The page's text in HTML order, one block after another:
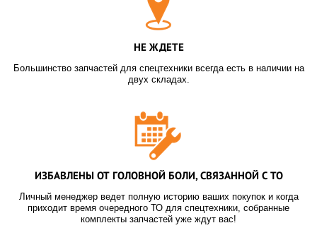
НЕ ЖДЕТЕ
Большинство запчастей для спецтехники всегда есть в наличии на
двух складах.
ИЗБАВЛЕНЫ ОТ ГОЛОВНОЙ БОЛИ, СВЯЗАННОЙ С ТО
Личный менеджер ведет полную историю ваших покупок и когда
приходит время очередного ТО для спецтехники, собранные
комплекты запчастей уже ждут вас!